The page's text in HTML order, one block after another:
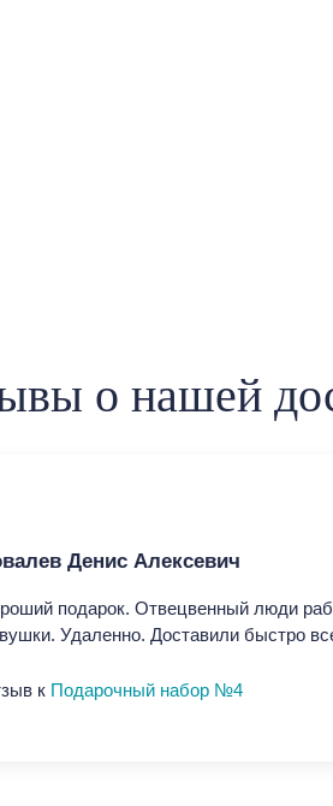
о нашей
Денис Алексевич
подарок. Отвецвенный люди
Удаленно. Доставили быстро
к Подарочный набор №4